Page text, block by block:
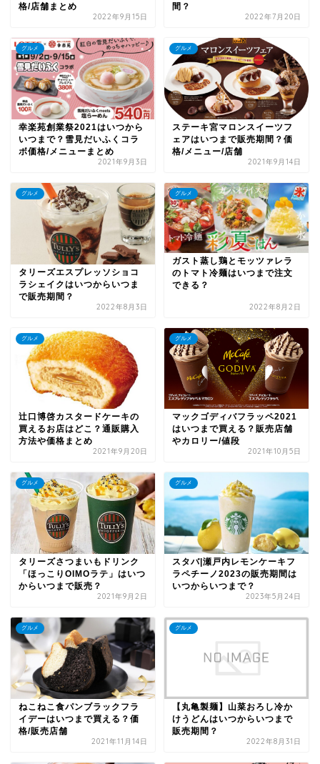
格/店舗まとめ
2022年9月15日
間？
2022年7月20日
グルメ
幸楽苑創業祭2021はいつから
いつまで？雪見だいふくコラ
ボ価格/メニューまとめ
2021年9月3日
グルメ
ステーキ宮マロンスイーツフ
ェアはいつまで販売期間？価
格/メニュー/店舗
2021年9月14日
グルメ
タリーズエスプレッソショコ
ラシェイクはいつからいつま
で販売期間？
2022年8月3日
グルメ
ガスト蒸し鶏とモッツァレラ
のトマト冷麺はいつまで注文
できる？
2022年8月2日
グルメ
辻口博啓カスタードケーキの
買えるお店はどこ？通販購入
方法や価格まとめ
2021年9月20日
グルメ
マックゴディバフラッペ2021
はいつまで買える？販売店舗
やカロリー/値段
2021年10月5日
グルメ
タリーズさつまいもドリンク
「ほっこりOIMOラテ」はいつ
からいつまで販売？
2021年9月2日
グルメ
スタバ|瀬戸内レモンケーキフ
ラペチーノ2023の販売期間は
いつからいつまで？
2023年5月24日
グルメ
ねこねこ食パンブラックフラ
イデーはいつまで買える？価
格/販売店舗
2021年11月14日
グルメ
【丸亀製麺】山菜おろし冷か
けうどんはいつからいつまで
販売期間？
2022年8月31日